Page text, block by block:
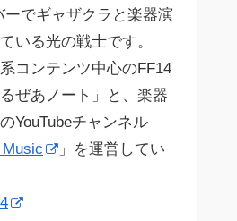
ーでギャザクラと楽器演
いる光の戦士です。
コンテンツ中心のFF14
ぜあノート」と、楽器
YouTubeチャンネル
」を運営してい